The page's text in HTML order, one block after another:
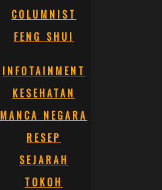
COLUMNIST
FENG SHUI
INFOTAINMENT
KESEHATAN
MANCA NEGARA
RESEP
SEJARAH
TOKOH